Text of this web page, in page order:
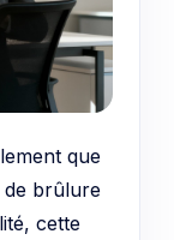
que
de brûlure
cette